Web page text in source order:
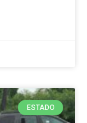
ESTADO